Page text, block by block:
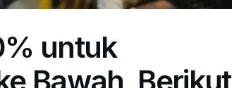
untuk
Bawah, Berikut